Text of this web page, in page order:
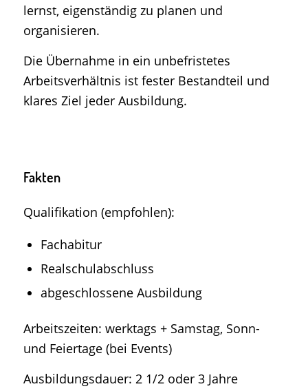
lernst, eigenständig zu planen und
organisieren.
Die Übernahme in ein unbefristetes
Arbeitsverhältnis ist fester Bestandteil und
klares Ziel jeder Ausbildung.
Fakten
Qualifikation (empfohlen):
Fachabitur
Realschulabschluss
abgeschlossene Ausbildung
Arbeitszeiten: werktags + Samstag, Sonn-
und Feiertage (bei Events)
Ausbildungsdauer: 2 1/2 oder 3 Jahre